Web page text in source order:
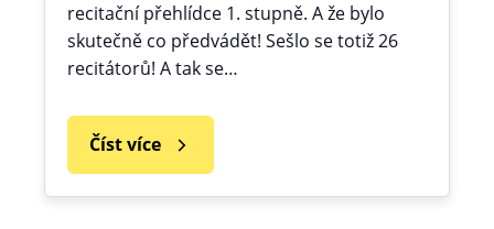
recitační přehlídce 1. stupně. A že bylo
skutečně co předvádět! Sešlo se totiž 26
recitátorů! A tak se…
Číst více